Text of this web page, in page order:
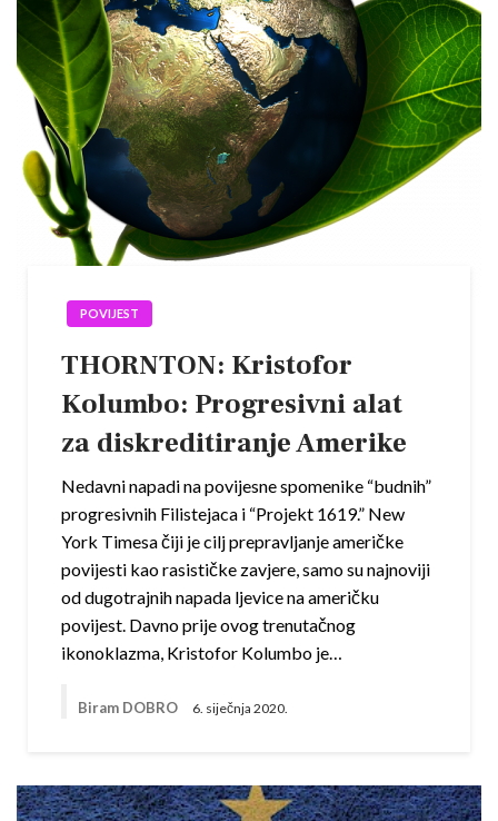
POVIJEST
THORNTON: Kristofor
Kolumbo: Progresivni alat
za diskreditiranje Amerike
Nedavni napadi na povijesne spomenike “budnih”
progresivnih Filistejaca i “Projekt 1619.” New
York Timesa čiji je cilj prepravljanje američke
povijesti kao rasističke zavjere, samo su najnoviji
od dugotrajnih napada ljevice na američku
povijest. Davno prije ovog trenutačnog
ikonoklazma, Kristofor Kolumbo je…
Biram DOBRO 6. siječnja 2020.